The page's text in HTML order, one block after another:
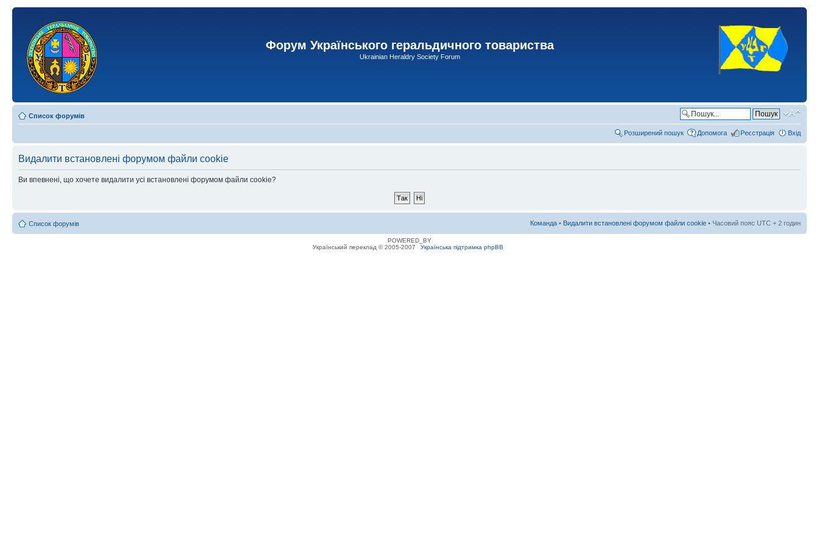
Форум Українського геральдичного товариства
Ukrainian Heraldry Society Forum
Список форумів
Розширений пошук Допомога Реєстрація Вхід
Видалити встановлені форумом файли cookie
Ви впевнені, що хочете видалити усі встановлені форумом файли cookie?
Список форумів Команда • Видалити встановлені форумом файли cookie • Часовий пояс UTC + 2 годин
POWERED_BY
Український переклад © 2005-2007
Українська підтримка phpBB